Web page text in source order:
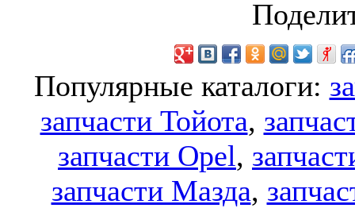
Популярные каталоги:
запчасти Тойота,
запчасти Opel,
запчасти Мазда,